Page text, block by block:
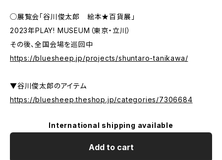
◯展覧会「谷川俊太郎 絵本★百貨展」
2023年PLAY! MUSEUM（東京・立川）
その後、全国会場を巡回中
https://bluesheep.jp/projects/shuntaro-tanikawa/
▼谷川俊太郎のアイテム
https://bluesheep.theshop.jp/categories/7306684
International shipping available
Add to cart